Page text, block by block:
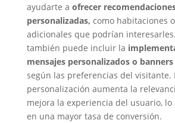
ayudarte a ofrecer
personalizadas, como habitaciones
adicionales que podrían
también puede incluir la
mensajes personalizados o
según las preferencias del visitante.
personalización aumenta la
mejora la experiencia del usuario, lo
en una mayor tasa de conversión.